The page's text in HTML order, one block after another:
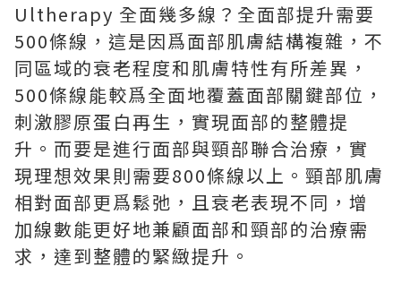
Ultherapy 全面幾多線？全面部提升需要
500條線，這是因爲面部肌膚結構複雜，不
同區域的衰老程度和肌膚特性有所差異，
500條線能較爲全面地覆蓋面部關鍵部位，
刺激膠原蛋白再生，實現面部的整體提
升。而要是進行面部與頸部聯合治療，實
現理想效果則需要800條線以上。頸部肌膚
相對面部更爲鬆弛，且衰老表現不同，增
加線數能更好地兼顧面部和頸部的治療需
求，達到整體的緊緻提升。